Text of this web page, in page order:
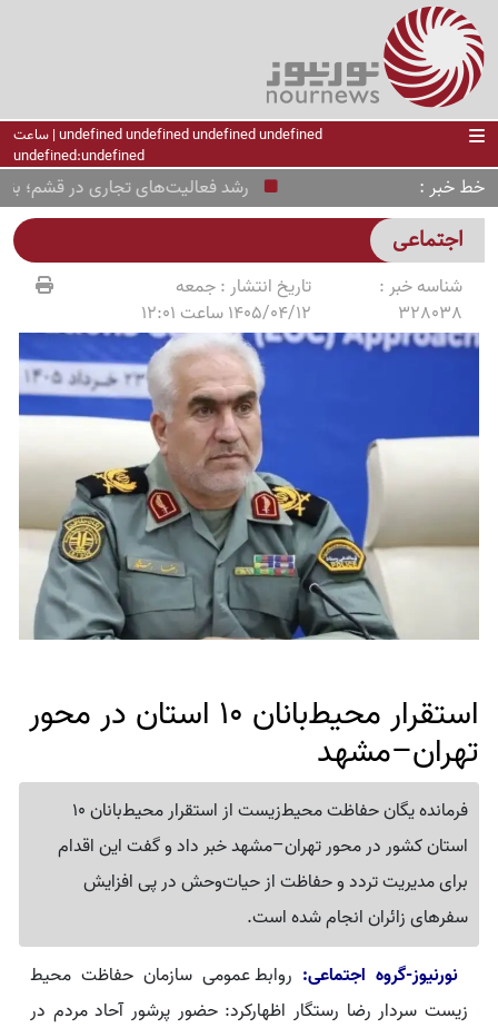
undefined undefined undefined undefined | ساعت
undefined:undefined
خط خبر رشد فعالیت‌های تجاری در قشم؛ بندر کاوه 22 هزار تن کالا
اجتماعی
شناسه خبر :
328038
تاریخ انتشار :جمعه
1405/04/12 ساعت 12:01
استقرار محیط‌بانان 10 استان در محور
تهران–مشهد
فرمانده یگان حفاظت محیط‌زیست از استقرار محیط‌بانان 10
استان کشور در محور تهران–مشهد خبر داد و گفت این اقدام
برای مدیریت تردد و حفاظت از حیات‌وحش در پی افزایش
سفرهای زائران انجام شده است.
نورنیوز-گروه اجتماعی: روابط عمومی سازمان حفاظت محیط
زیست سردار رضا رستگار اظهارکرد: حضور پرشور آحاد مردم در